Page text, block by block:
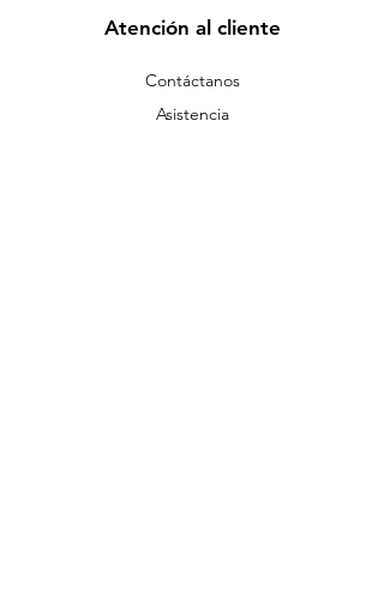
Atención al cliente
Contáctanos
Asistencia